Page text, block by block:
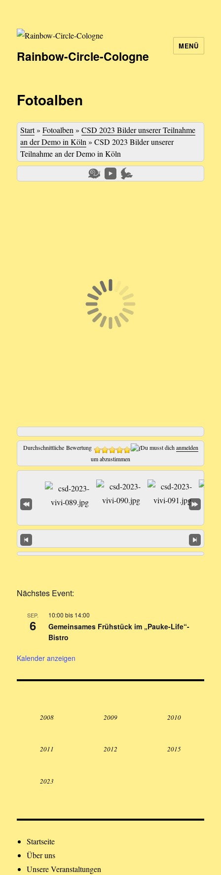
Rainbow-Circle-Cologne
MENÜ
Fotoalben
Start»Fotoalben»CSD 2023 Bilder unserer Teilnahme
an der Demo in Köln»CSD 2023 Bilder unserer
Teilnahme an der Demo in Köln
Durchschnittliche Bewertung Du musst dichanmelden
um abzustimmen
Nächstes Event:
SEP.
6
10:00 bis 14:00
Gemeinsames Frühstück im „Pauke-Life“-
Bistro
Kalender anzeigen
2008 2009 2010
2011 2012 2015
2023
Startseite
Über uns
Unsere Veranstaltungen